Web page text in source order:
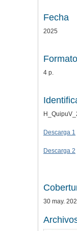
Fecha
2025
Formato
4 p.
Descarga 1
Descarga 2
30 may.